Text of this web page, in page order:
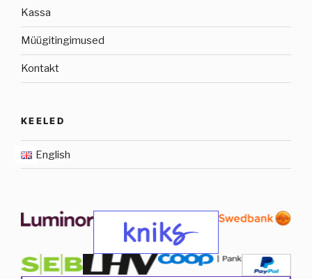
Kassa
Müügitingimused
Kontakt
KEELED
English